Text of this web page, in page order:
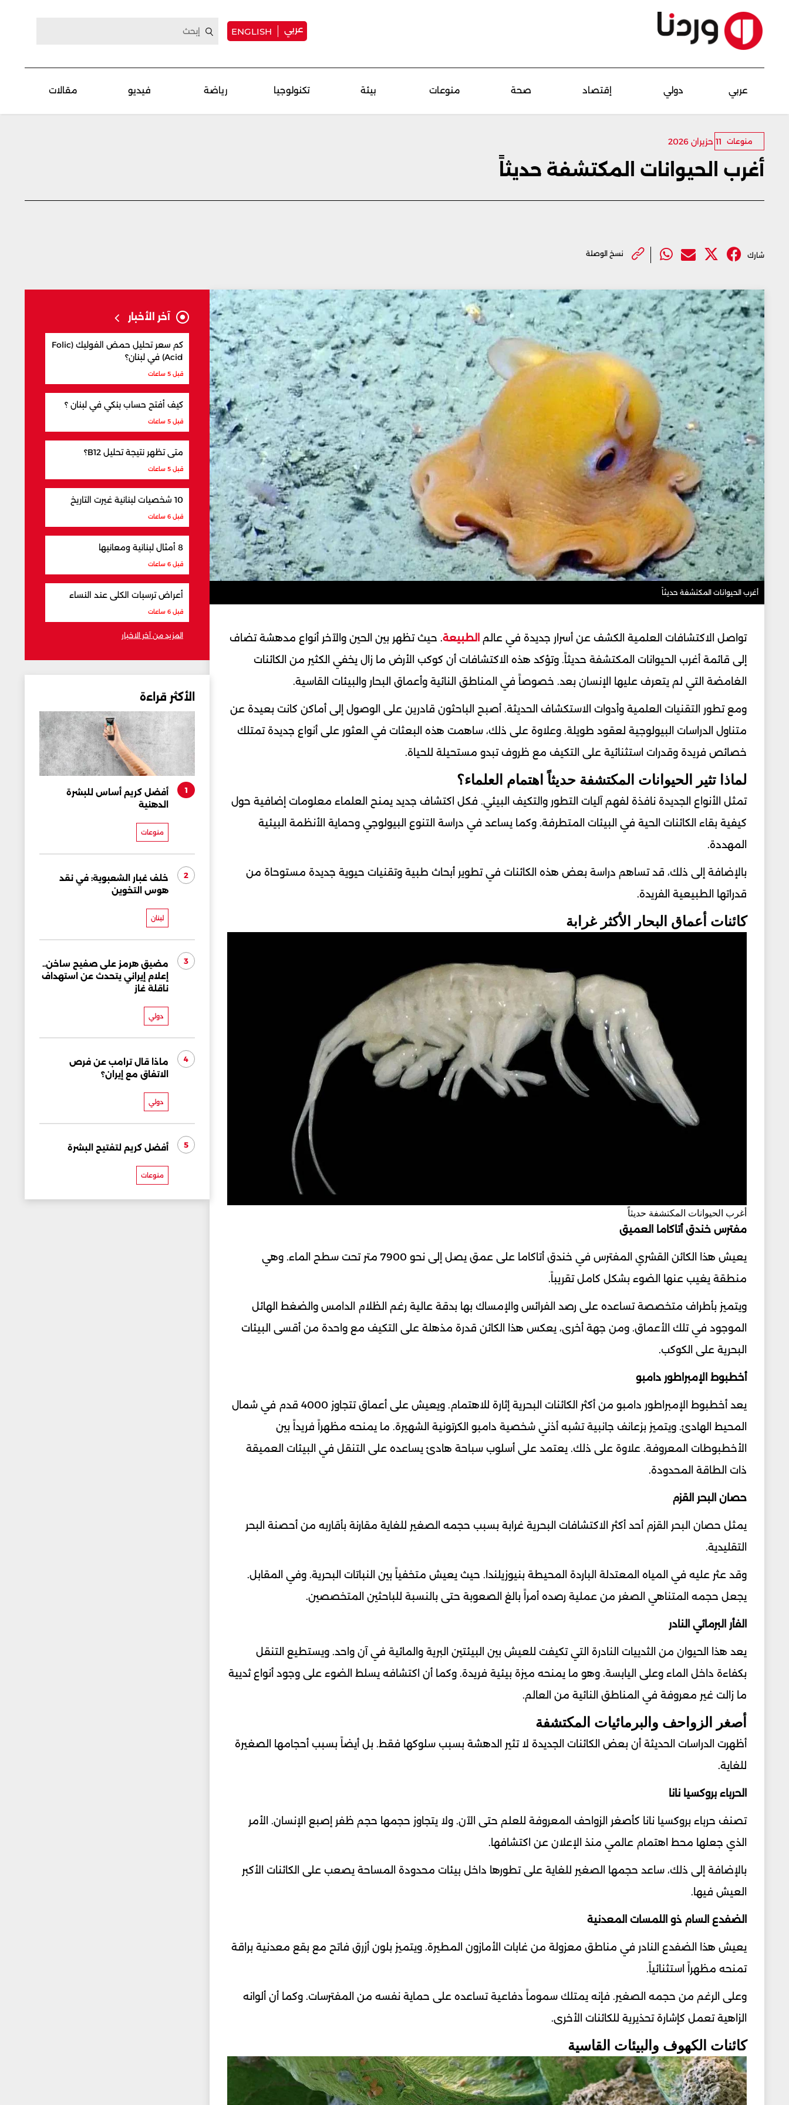
عربي ENGLISH
عربي دولي إقتصاد صحة منوعات بيئة تكنولوجيا رياضة فيديو مقالات
منوعات 11 حزيران 2026
أغرب الحيوانات المكتشفة حديثاً
شارك نسخ الوصلة
أغرب الحيوانات المكتشفة حديثاً
تواصل الاكتشافات العلمية الكشف عن أسرار جديدة في عالم الطبيعة. حيث تظهر بين الحين والآخر أنواع مدهشة تضاف
إلى قائمة أغرب الحيوانات المكتشفة حديثاً. وتؤكد هذه الاكتشافات أن كوكب الأرض ما زال يخفي الكثير من الكائنات
الغامضة التي لم يتعرف عليها الإنسان بعد. خصوصاً في المناطق النائية وأعماق البحار والبيئات القاسية.
ومع تطور التقنيات العلمية وأدوات الاستكشاف الحديثة. أصبح الباحثون قادرين على الوصول إلى أماكن كانت بعيدة عن
متناول الدراسات البيولوجية لعقود طويلة. وعلاوة على ذلك، ساهمت هذه البعثات في العثور على أنواع جديدة تمتلك
خصائص فريدة وقدرات استثنائية على التكيف مع ظروف تبدو مستحيلة للحياة.
لماذا تثير الحيوانات المكتشفة حديثاً اهتمام العلماء؟
تمثل الأنواع الجديدة نافذة لفهم آليات التطور والتكيف البيئي. فكل اكتشاف جديد يمنح العلماء معلومات إضافية حول
كيفية بقاء الكائنات الحية في البيئات المتطرفة. وكما يساعد في دراسة التنوع البيولوجي وحماية الأنظمة البيئية
المهددة.
بالإضافة إلى ذلك، قد تساهم دراسة بعض هذه الكائنات في تطوير أبحاث طبية وتقنيات حيوية جديدة مستوحاة من
قدراتها الطبيعية الفريدة.
كائنات أعماق البحار الأكثر غرابة
أغرب الحيوانات المكتشفة حديثاً
مفترس خندق أتاكاما العميق
يعيش هذا الكائن القشري المفترس في خندق أتاكاما على عمق يصل إلى نحو 7900 متر تحت سطح الماء. وهي
منطقة يغيب عنها الضوء بشكل كامل تقريباً.
ويتميز بأطراف متخصصة تساعده على رصد الفرائس والإمساك بها بدقة عالية رغم الظلام الدامس والضغط الهائل
الموجود في تلك الأعماق. ومن جهة أخرى، يعكس هذا الكائن قدرة مذهلة على التكيف مع واحدة من أقسى البيئات
البحرية على الكوكب.
أخطبوط الإمبراطور دامبو
يعد أخطبوط الإمبراطور دامبو من أكثر الكائنات البحرية إثارة للاهتمام. ويعيش على أعماق تتجاوز 4000 قدم في شمال
المحيط الهادئ. ويتميز بزعانف جانبية تشبه أذني شخصية دامبو الكرتونية الشهيرة. ما يمنحه مظهراً فريداً بين
الأخطبوطات المعروفة. علاوة على ذلك. يعتمد على أسلوب سباحة هادئ يساعده على التنقل في البيئات العميقة
ذات الطاقة المحدودة.
حصان البحر القزم
يمثل حصان البحر القزم أحد أكثر الاكتشافات البحرية غرابة بسبب حجمه الصغير للغاية مقارنة بأقاربه من أحصنة البحر
التقليدية.
وقد عثر عليه في المياه المعتدلة الباردة المحيطة بنيوزيلندا. حيث يعيش متخفياً بين النباتات البحرية. وفي المقابل.
يجعل حجمه المتناهي الصغر من عملية رصده أمراً بالغ الصعوبة حتى بالنسبة للباحثين المتخصصين.
الفأر البرمائي النادر
يعد هذا الحيوان من الثدييات النادرة التي تكيفت للعيش بين البيئتين البرية والمائية في آن واحد. ويستطيع التنقل
بكفاءة داخل الماء وعلى اليابسة. وهو ما يمنحه ميزة بيئية فريدة. وكما أن اكتشافه يسلط الضوء على وجود أنواع ثديية
ما زالت غير معروفة في المناطق النائية من العالم.
أصغر الزواحف والبرمائيات المكتشفة
أظهرت الدراسات الحديثة أن بعض الكائنات الجديدة لا تثير الدهشة بسبب سلوكها فقط. بل أيضاً بسبب أحجامها الصغيرة
للغاية.
الحرباء بروكسيا نانا
تصنف حرباء بروكسيا نانا كأصغر الزواحف المعروفة للعلم حتى الآن. ولا يتجاوز حجمها حجم ظفر إصبع الإنسان. الأمر
الذي جعلها محط اهتمام عالمي منذ الإعلان عن اكتشافها.
بالإضافة إلى ذلك، ساعد حجمها الصغير للغاية على تطورها داخل بيئات محدودة المساحة يصعب على الكائنات الأكبر
العيش فيها.
الضفدع السام ذو اللمسات المعدنية
يعيش هذا الضفدع النادر في مناطق معزولة من غابات الأمازون المطيرة. ويتميز بلون أزرق فاتح مع بقع معدنية براقة
تمنحه مظهراً استثنائياً.
وعلى الرغم من حجمه الصغير. فإنه يمتلك سموماً دفاعية تساعده على حماية نفسه من المفترسات. وكما أن ألوانه
الزاهية تعمل كإشارة تحذيرية للكائنات الأخرى.
كائنات الكهوف والبيئات القاسية
آخر الأخبار
كم سعر تحليل حمض الفوليك (Folic
Acid) في لبنان؟
قبل 5 ساعات
كيف أفتح حساب بنكي في لبنان ؟
قبل 5 ساعات
متى تظهر نتيجة تحليل B12؟
قبل 5 ساعات
10 شخصيات لبنانية غيرت التاريخ
قبل 6 ساعات
8 أمثال لبنانية ومعانيها
قبل 6 ساعات
أعراض ترسبات الكلى عند النساء
قبل 6 ساعات
المزيد من آخر الاخبار
الأكثر قراءة
1
أفضل كريم أساس للبشرة
الدهنية
منوعات
2
خلف غبار الشعبوية: في نقد
هوس التخوين
لبنان
3
مضيق هرمز على صفيح ساخن..
إعلام إيراني يتحدث عن استهداف
ناقلة غاز
دولي
4
ماذا قال ترامب عن فرص
الاتفاق مع إيران؟
دولي
5 أفضل كريم لتفتيح البشرة
منوعات